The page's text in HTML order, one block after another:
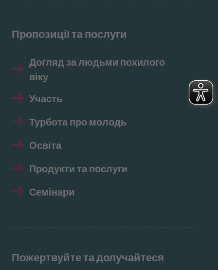
Пропозиції та послуги
Догляд за людьми похилого
віку
Участь
Турбота про молодь
Освіта
Продукти та послуги
Семінари
Пожертвуйте та долучайтеся